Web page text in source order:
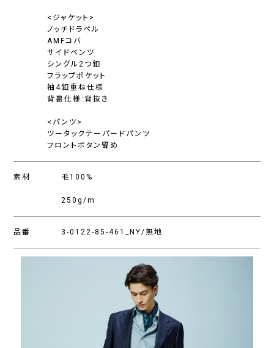
<ジャケット>
ノッチドラペル
AMFコバ
サイドベンツ
シングル2つ釦
フラップポケット
袖4釦重ね仕様
背裏仕様:背抜き
<パンツ>
ツータックテーパードパンツ
フロントボタン留め
素材 毛100%
250g/m
品番 3-0122-85-461_NY/無地